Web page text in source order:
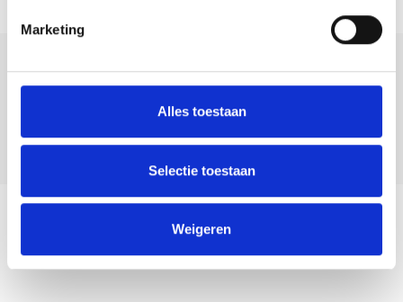
Marketing
Alles toestaan
Selectie toestaan
Weigeren
Terug naar overzicht
Deel deze